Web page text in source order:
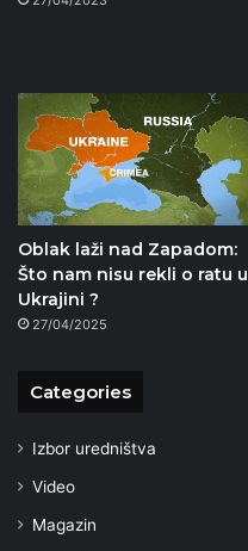
Oblak laži nad Zapadom:
Što nam nisu rekli o ratu u
Ukrajini ?
27/04/2025
Categories
Izbor uredništva
Video
Magazin